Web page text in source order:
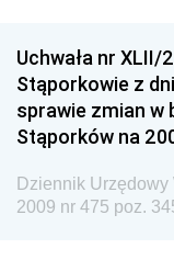
Dziennik
Dziennik
Wewnętrznego
Dziennik
Uchwała nr XLII/
Stąporkowie z
sprawie zmian w
Stąporków na
Dziennik
2009 nr 475 poz.